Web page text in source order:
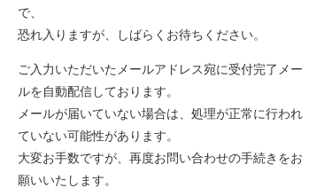
会社のこと
イベント情報
お知らせ情報
で、
恐れ入りますが、しばらくお待ちください。
ご入力いただいたメールアドレス宛に受付完了メー
ルを自動配信しております。
メールが届いていない場合は、処理が正常に行われ
ていない可能性があります。
大変お手数ですが、再度お問い合わせの手続きをお
願いいたします。